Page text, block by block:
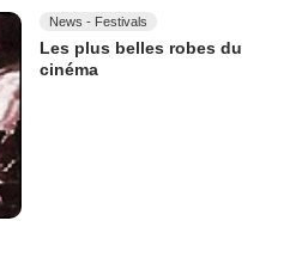
News - Festivals
Les plus belles robes du
cinéma